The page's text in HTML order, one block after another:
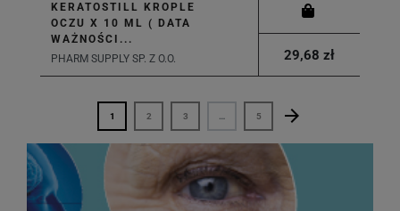
KERATOSTILL KROPLE
OCZU X 10 ML ( DATA
WAŻNOŚCI...
PHARM SUPPLY SP. Z O.O.
29,68 zł
1 2 3 … 5 Następny
arrow_forward